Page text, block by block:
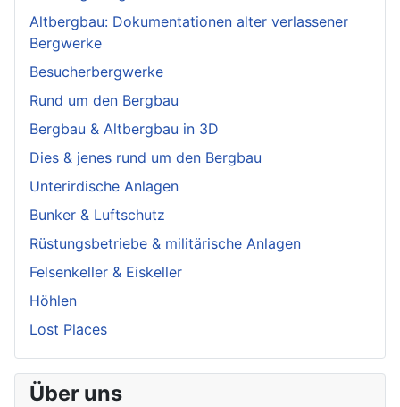
Altbergbau: Dokumentationen alter verlassener
Bergwerke
Besucherbergwerke
Rund um den Bergbau
Bergbau & Altbergbau in 3D
Dies & jenes rund um den Bergbau
Unterirdische Anlagen
Bunker & Luftschutz
Rüstungsbetriebe & militärische Anlagen
Felsenkeller & Eiskeller
Höhlen
Lost Places
Über uns